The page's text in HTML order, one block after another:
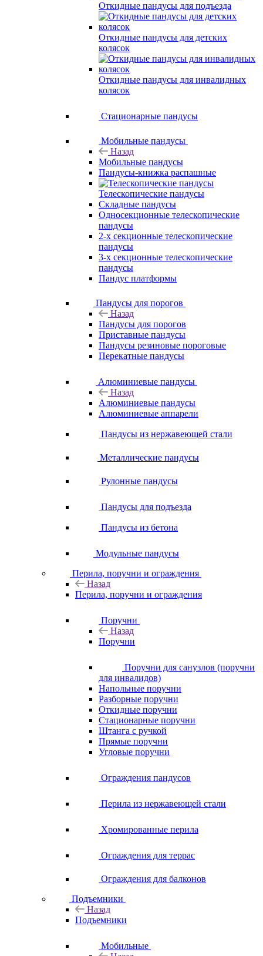
Откидные пандусы для подъезда
Откидные пандусы для детских
колясок
Откидные пандусы для инвалидных
колясок
Стационарные пандусы
Мобильные пандусы
Назад
Мобильные пандусы
Пандусы-книжка распашные
Телескопические пандусы
Складные пандусы
Односекционные телескопические
пандусы
2-х секционные телескопические
пандусы
3-х секционные телескопические
пандусы
Пандус платформы
Пандусы для порогов
Назад
Пандусы для порогов
Приставные пандусы
Пандусы резиновые пороговые
Перекатные пандусы
Алюминиевые пандусы
Назад
Алюминиевые пандусы
Алюминиевые аппарели
Пандусы из нержавеющей стали
Металлические пандусы
Рулонные пандусы
Пандусы для подъезда
Пандусы из бетона
Модульные пандусы
Перила, поручни и ограждения
Назад
Перила, поручни и ограждения
Поручни
Назад
Поручни
Поручни для санузлов (поручни
для инвалидов)
Напольные поручни
Разборные поручни
Откидные поручни
Стационарные поручни
Штанга с ручкой
Прямые поручни
Угловые поручни
Ограждения пандусов
Перила из нержавеющей стали
Хромированные перила
Ограждения для террас
Ограждения для балконов
Подъемники
Назад
Подъемники
Мобильные